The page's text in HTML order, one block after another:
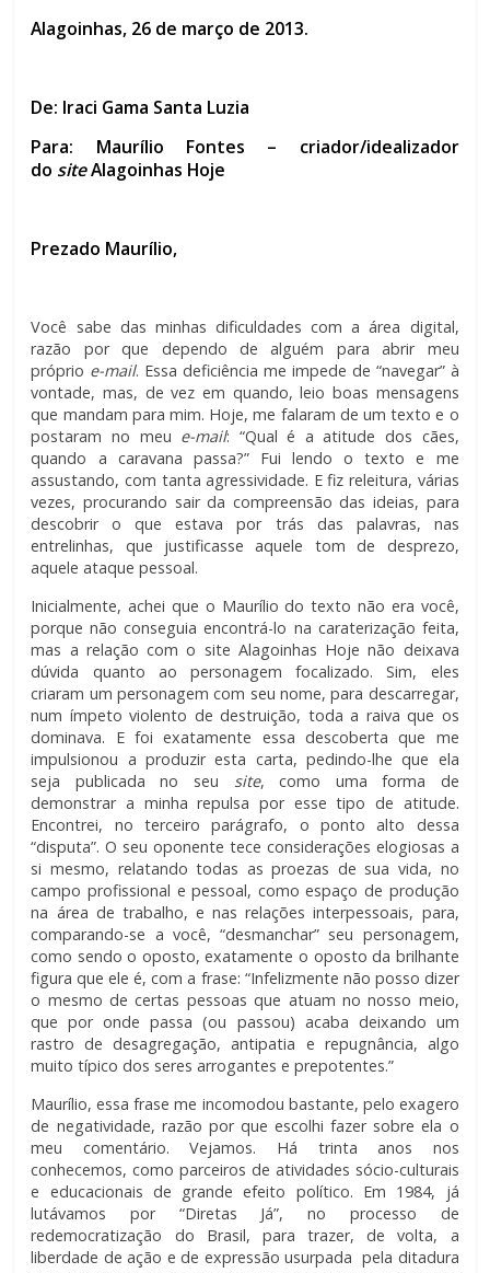
Alagoinhas, 26 de março de 2013.
De: Iraci Gama Santa Luzia
Para: Maurílio Fontes – criador/idealizador
do siteAlagoinhas Hoje
Prezado Maurílio,
Você sabe das minhas dificuldades com a área digital,
razão por que dependo de alguém para abrir meu
próprio e-mail. Essa deficiência me impede de “navegar” à
vontade, mas, de vez em quando, leio boas mensagens
que mandam para mim. Hoje, me falaram de um texto e o
postaram no meu e-mail: “Qual é a atitude dos cães,
quando a caravana passa?” Fui lendo o texto e me
assustando, com tanta agressividade. E fiz releitura, várias
vezes, procurando sair da compreensão das ideias, para
descobrir o que estava por trás das palavras, nas
entrelinhas, que justificasse aquele tom de desprezo,
aquele ataque pessoal.
Inicialmente, achei que o Maurílio do texto não era você,
porque não conseguia encontrá-lo na caraterização feita,
mas a relação com o site Alagoinhas Hoje não deixava
dúvida quanto ao personagem focalizado. Sim, eles
criaram um personagem com seu nome, para descarregar,
num ímpeto violento de destruição, toda a raiva que os
dominava. E foi exatamente essa descoberta que me
impulsionou a produzir esta carta, pedindo-lhe que ela
seja publicada no seu site, como uma forma de
demonstrar a minha repulsa por esse tipo de atitude.
Encontrei, no terceiro parágrafo, o ponto alto dessa
“disputa”. O seu oponente tece considerações elogiosas a
si mesmo, relatando todas as proezas de sua vida, no
campo profissional e pessoal, como espaço de produção
na área de trabalho, e nas relações interpessoais, para,
comparando-se a você, “desmanchar” seu personagem,
como sendo o oposto, exatamente o oposto da brilhante
figura que ele é, com a frase: “Infelizmente não posso dizer
o mesmo de certas pessoas que atuam no nosso meio,
que por onde passa (ou passou) acaba deixando um
rastro de desagregação, antipatia e repugnância, algo
muito típico dos seres arrogantes e prepotentes.”
Maurílio, essa frase me incomodou bastante, pelo exagero
de negatividade, razão por que escolhi fazer sobre ela o
meu comentário. Vejamos. Há trinta anos nos
conhecemos, como parceiros de atividades sócio-culturais
e educacionais de grande efeito político. Em 1984, já
lutávamos por “Diretas Já”, no processo de
redemocratização do Brasil, para trazer, de volta, a
liberdade de ação e de expressão usurpada pela ditadura